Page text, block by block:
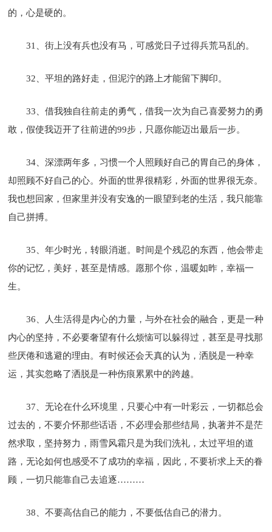
的，心是硬的。
31、街上没有兵也没有马，可感觉日子过得兵荒马乱的。
32、平坦的路好走，但泥泞的路上才能留下脚印。
33、借我独自往前走的勇气，借我一次为自己喜爱努力的勇
敢，假使我迈开了往前进的99步，只愿你能迈出最后一步。
34、深漂两年多，习惯一个人照顾好自己的胃自己的身体，
却照顾不好自己的心。外面的世界很精彩，外面的世界很无奈。
我也想回家，但家里并没有安逸的一眼望到老的生活，我只能靠
自己拼搏。
35、年少时光，转眼消逝。时间是个残忍的东西，他会带走
你的记忆，美好，甚至是情感。愿那个你，温暖如昨，幸福一
生。
36、人生活得是内心的力量，与外在社会的融合，更是一种
内心的坚持，不必要奢望有什么烦恼可以躲得过，甚至是寻找那
些厌倦和逃避的理由。有时候还会天真的认为，洒脱是一种幸
运，其实忽略了洒脱是一种伤痕累累中的跨越。
37、无论在什么环境里，只要心中有一叶彩云，一切都总会
过去的，不要介怀那些话语，不必理会那些结局，执著并不是茫
然求取，坚持努力，雨雪风霜只是为我们洗礼，太过平坦的道
路，无论如何也感受不了成功的幸福，因此，不要祈求上天的眷
顾，一切只能靠自己去追逐………
38、不要高估自己的能力，不要低估自己的潜力。